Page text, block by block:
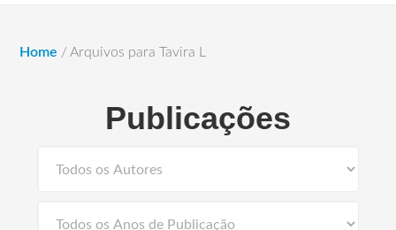
Home / Arquivos para Tavira L
Publicações